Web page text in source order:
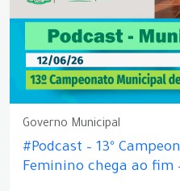
Governo Municipal
#Podcast – 13º
Feminino chega ao fim